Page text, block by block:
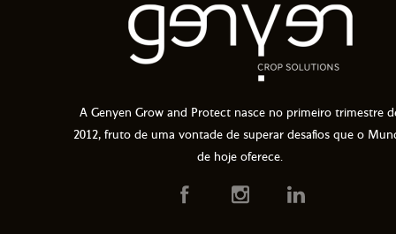
A Genyen Grow and Protect nasce no primeiro trimestre
2012, fruto de uma vontade de superar desafios que o
de hoje oferece.